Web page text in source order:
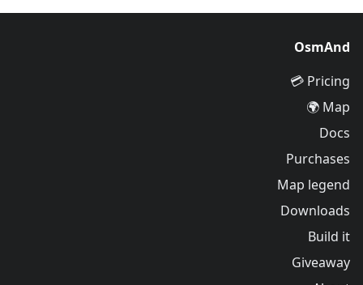
OsmAnd
Pricing 💳
Map 🌍
Docs
Purchases
Map legend
Downloads
Build it
Giveaway